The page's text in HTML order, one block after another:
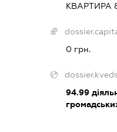
КВАРТИРА
0 грн.
94.99